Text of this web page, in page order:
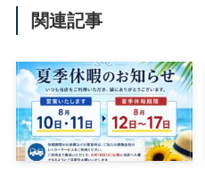
関連記事